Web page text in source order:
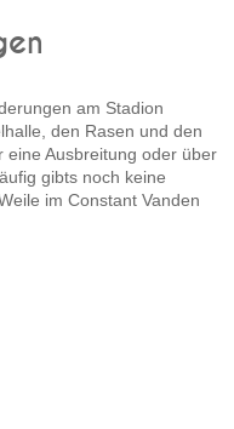
am Stadion
den Rasen und den
eine Ausbreitung oder über
gibts noch keine
im Constant Vanden